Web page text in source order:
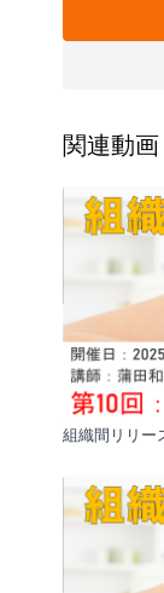
合がござい
（講師：蒲
関連動画
組織間リリー